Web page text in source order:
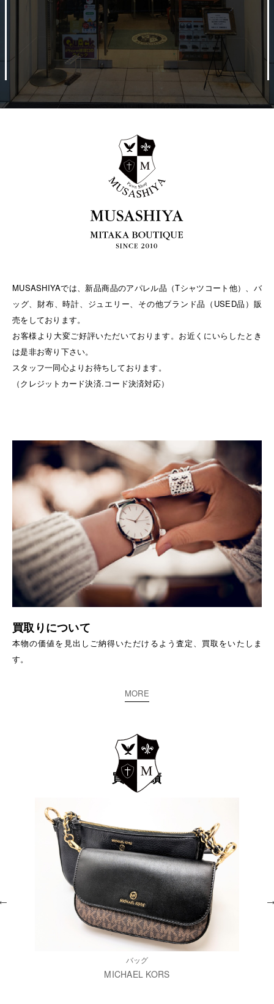
MUSASHIYAでは、新品商品のアパレル品（Tシャツコート他）、バ
ッグ、財布、時計、ジュエリー、その他ブランド品（USED品）販
売をしております。
お客様より大変ご好評いただいております。お近くにいらしたとき
は是非お寄り下さい。
スタッフ一同心よりお待ちしております。
（クレジットカード決済.コード決済対応）
買取りについて
本物の価値を見出しご納得いただけるよう査定、買取をいたしま
す。
MORE
買取実績
バッグ
MICHAEL KORS